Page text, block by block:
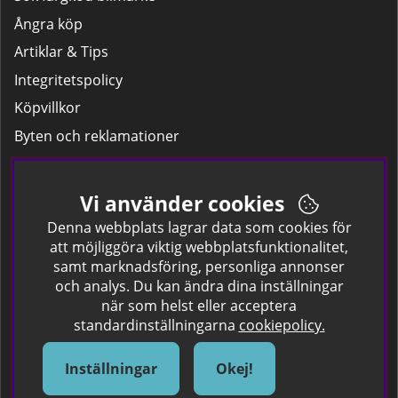
Ångra köp
Artiklar & Tips
Integritetspolicy
Köpvillkor
Byten och reklamationer
Leverans
Hitta färgkoden på bilen.
Företagskund
Om oss
Om Spraycan
IKEA Färger
Sök Säkerhetsdatablad
Vi använder cookies
Denna webbplats lagrar data som cookies för
att möjliggöra viktig webbplatsfunktionalitet,
samt marknadsföring, personliga annonser
och analys. Du kan ändra dina inställningar
när som helst eller acceptera
standardinställningarna cookiepolicy.
Inställningar Okej!